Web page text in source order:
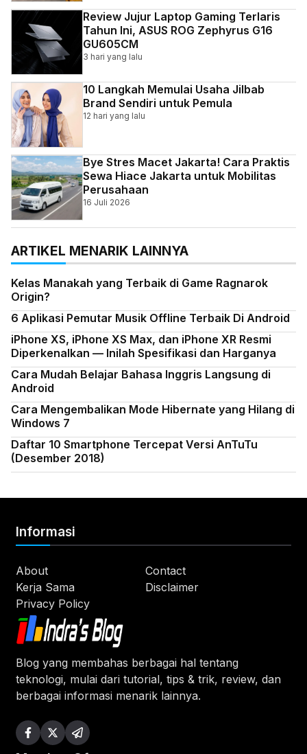
Review Jujur Laptop Gaming Terlaris
Tahun Ini, ASUS ROG Zephyrus G16
GU605CM
3 hari yang lalu
10 Langkah Memulai Usaha Jilbab
Brand Sendiri untuk Pemula
12 hari yang lalu
Bye Stres Macet Jakarta! Cara Praktis
Sewa Hiace Jakarta untuk Mobilitas
Perusahaan
16 Juli 2026
ARTIKEL MENARIK LAINNYA
Kelas Manakah yang Terbaik di Game Ragnarok
Origin?
6 Aplikasi Pemutar Musik Offline Terbaik Di Android
iPhone XS, iPhone XS Max, dan iPhone XR Resmi
Diperkenalkan — Inilah Spesifikasi dan Harganya
Cara Mudah Belajar Bahasa Inggris Langsung di
Android
Cara Mengembalikan Mode Hibernate yang Hilang di
Windows 7
Daftar 10 Smartphone Tercepat Versi AnTuTu
(Desember 2018)
Blog yang membahas berbagai hal tentang
teknologi, mulai dari tutorial, tips & trik, review, dan
berbagai informasi menarik lainnya.
Informasi
About
Contact
Kerja Sama
Disclaimer
Privacy Policy